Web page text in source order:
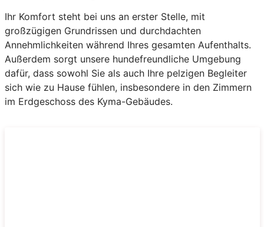
Ihr Komfort steht bei uns an erster Stelle, mit
großzügigen Grundrissen und durchdachten
Annehmlichkeiten während Ihres gesamten Aufenthalts.
Außerdem sorgt unsere hundefreundliche Umgebung
dafür, dass sowohl Sie als auch Ihre pelzigen Begleiter
sich wie zu Hause fühlen, insbesondere in den Zimmern
im Erdgeschoss des Kyma-Gebäudes.